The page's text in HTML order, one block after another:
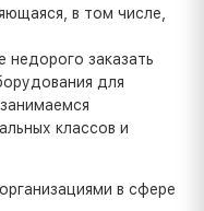
в том числе,
заказать
для
классов и
в сфере